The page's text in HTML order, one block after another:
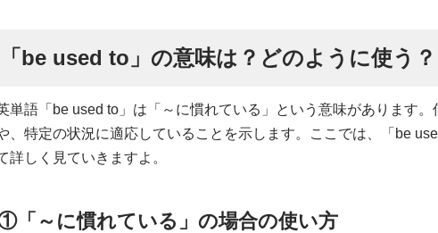
「be used to」の意味は？どのように使う？
単語「be used to」は「～に慣れている」という意味があります
、特定の状況に適応していることを示します。ここでは、「be
詳しく見ていきますよ。
「～に慣れている」の場合の使い方